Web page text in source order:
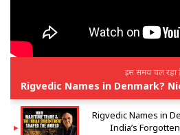
इस समय चल रहा
Rigvedic Names in
India’s